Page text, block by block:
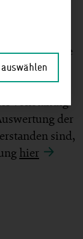
Dateien
wenn diese
möglich.
vollständig
der
sind,
hier